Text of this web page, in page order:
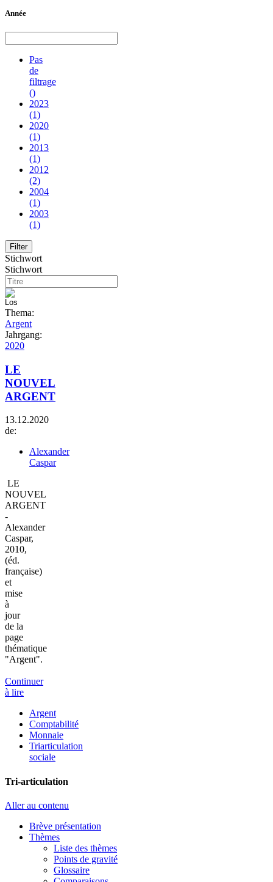
Année
Pas
de
filtrage
()
2023
(1)
2020
(1)
2013
(1)
2012
(2)
2004
(1)
2003
(1)
Stichwort
Stichwort
Thema:
Argent
Jahrgang:
2020
LE
NOUVEL
ARGENT
13.12.2020
de:
Alexander
Caspar
LE
NOUVEL
ARGENT
-
Alexander
Caspar,
2010,
(éd.
française)
et
mise
à
jour
de la
page
thématique
"Argent".
Continuer
à lire
Argent
Comptabilité
Monnaie
Triarticulation
sociale
Tri-articulation
Aller au contenu
Brève présentation
Thèmes
Liste des thèmes
Points de gravité
Glossaire